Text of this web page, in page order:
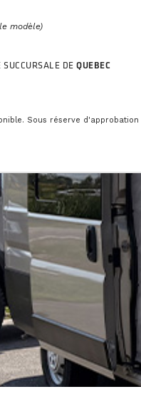
modèle)
SUCCURSALE DEQUEBEC
Sous réserve